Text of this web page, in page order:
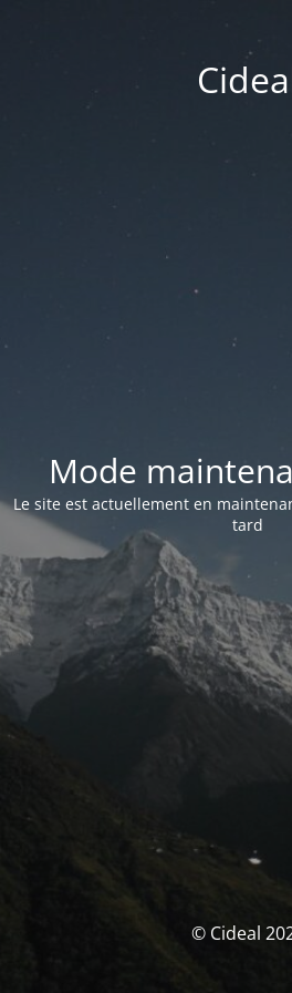
Mode
Le site est actuellement en
tard
© Cideal